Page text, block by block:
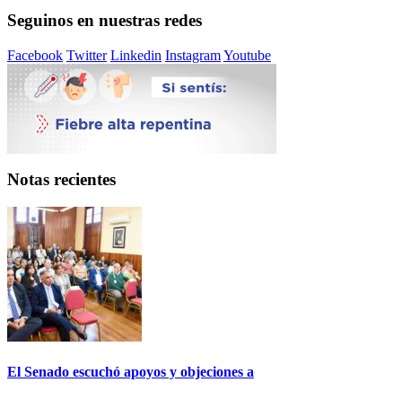
Seguinos en nuestras redes
Facebook Twitter Linkedin InstagramYoutube
Notas recientes
El Senado escuchó apoyos y objeciones a